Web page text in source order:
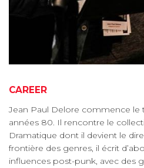
CAREER
Jean Paul Delore commence le
années 80. Il rencontre le
Dramatique dont il devient le
frontière des genres, il écrit
influences post-punk, avec des